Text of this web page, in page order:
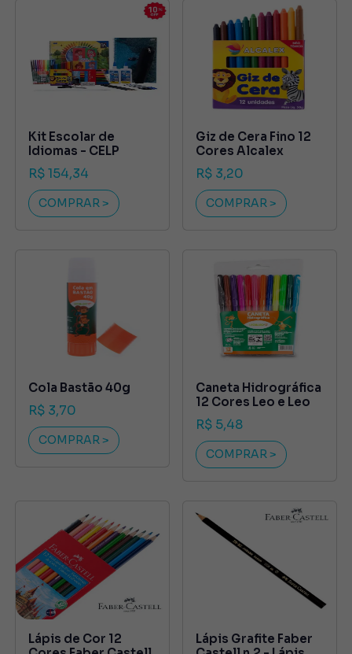
Kit Escolar de
Idiomas - CELP
R$ 154,34
COMPRAR >
Giz de Cera Fino 12
Cores Alcalex
R$ 3,20
COMPRAR >
Cola Bastão 40g
R$ 3,70
COMPRAR >
Caneta Hidrográfica
12 Cores Leo e Leo
R$ 5,48
COMPRAR >
Lápis de Cor 12
Lápis Grafite Faber